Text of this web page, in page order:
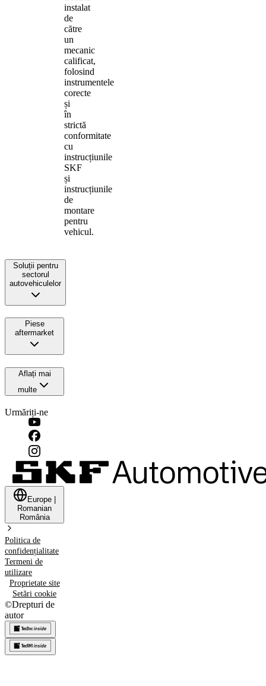
instalat
de
către
un
mecanic
calificat,
folosind
instrumentele
corecte
și
în
strictă
conformitate
cu
instrucțiunile
SKF
și
instrucțiunile
de
montare
pentru
vehicul.
Soluții pentru
sectorul
autovehiculelor
Piese
aftermarket
Aflați mai
multe
Urmăriți-ne
Europe
Romanian
România
Politica de
confidențialitate
Termeni de
utilizare
Proprietate site
Setări cookie
©Drepturi de
autor